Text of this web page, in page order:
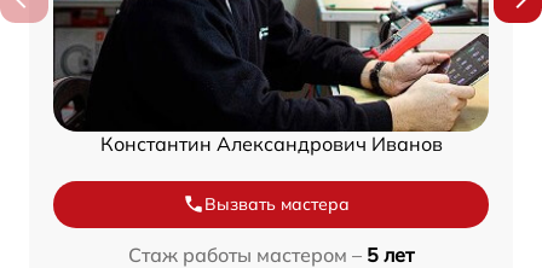
Константин Александрович Иванов
Вызвать мастера
Стаж работы мастером – 5 лет